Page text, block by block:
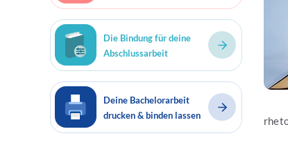
Die Bindung für deine
Abschlussarbeit
Deine Bachelorarbeit
drucken & binden lassen